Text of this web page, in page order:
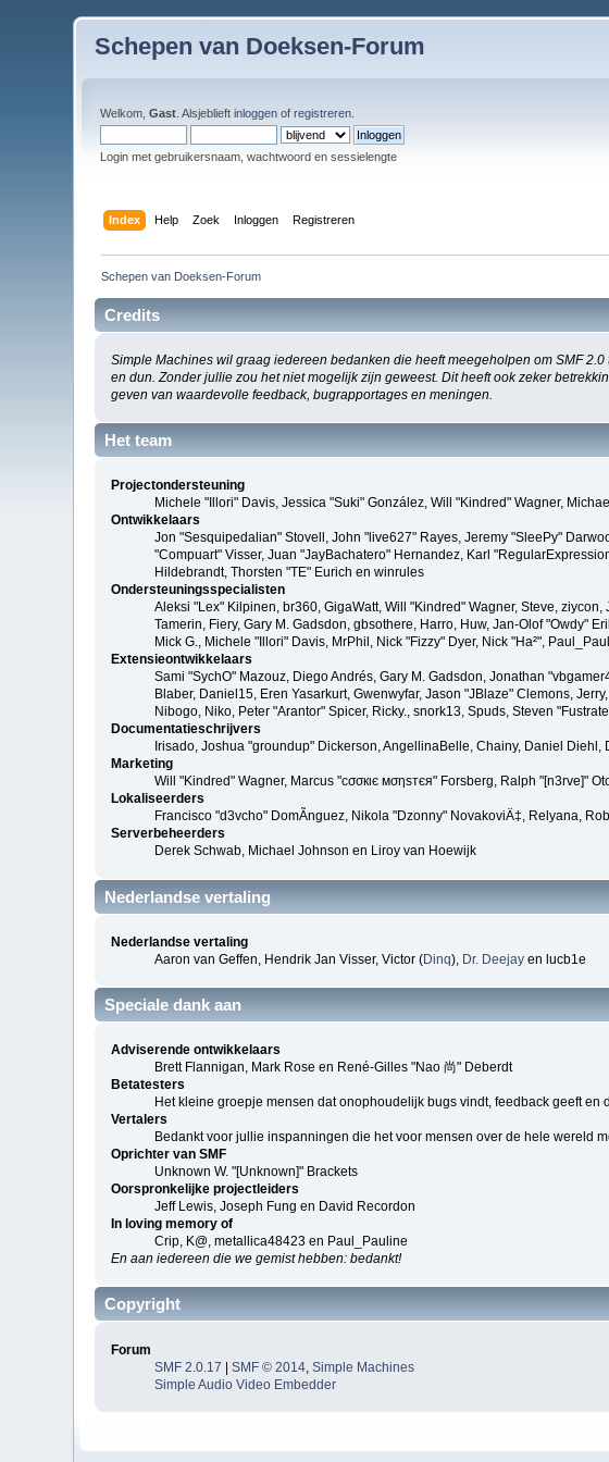
Schepen van Doeksen-Forum
Welkom,Gast . Alsjeblieftinloggen ofregistreren
Login met gebruikersnaam, wachtwoord en sessielengte
Index Help Zoek Inloggen Registreren
Schepen van Doeksen-Forum
Credits
Simple Machines wil graag iedereen bedanken die heeft meegeholpen om SMF
en dun. Zonder jullie zou het niet mogelijk zijn geweest. Dit heeft ook zeker
geven van waardevolle feedback, bugrapportages en meningen.
Het team
Projectondersteuning
Michele "Illori" Davis, Jessica "Suki" González, Will "Kindred" Wagner,
Ontwikkelaars
Jon "Sesquipedalian" Stovell, John "live627" Rayes, Jeremy "SleePy"
"Compuart" Visser, Juan "JayBachatero" Hernandez, Karl
Hildebrandt, Thorsten "TE" Eurich en winrules
Ondersteuningsspecialisten
Aleksi "Lex" Kilpinen, br360, GigaWatt, Will "Kindred" Wagner, Steve,
Tamerin, Fiery, Gary M. Gadsdon, gbsothere, Harro, Huw, Jan-Olof "Owdy"
Mick G., Michele "Illori" Davis, MrPhil, Nick "Fizzy" Dyer, Nick "Ha²",
Extensieontwikkelaars
Sami "SychO" Mazouz, Diego Andrés, Gary M. Gadsdon, Jonathan
Blaber, Daniel15, Eren Yasarkurt, Gwenwyfar, Jason "JBlaze" Clemons,
Nibogo, Niko, Peter "Arantor" Spicer, Ricky., snork13, Spuds, Steven
Documentatieschrijvers
Irisado, Joshua "groundup" Dickerson, AngellinaBelle, Chainy, Daniel
Marketing
Will "Kindred" Wagner, Marcus "cσσкιє мσηѕтєя" Forsberg, Ralph "[n3rve]"
Lokaliseerders
Francisco "d3vcho" DomÃ­nguez, Nikola "Dzonny" NovakoviÄ‡, Relyana,
Serverbeheerders
Derek Schwab, Michael Johnson en Liroy van Hoewijk
Nederlandse vertaling
Nederlandse vertaling
Aaron van Geffen, Hendrik Jan Visser, Victor (Dinq), Dr. Deejay en lucb1e
Speciale dank aan
Adviserende ontwikkelaars
Brett Flannigan, Mark Rose en René-Gilles "Nao 尚" Deberdt
Betatesters
Het kleine groepje mensen dat onophoudelijk bugs vindt, feedback geeft en
Vertalers
Bedankt voor jullie inspanningen die het voor mensen over de hele wereld
Oprichter van SMF
Unknown W. "[Unknown]" Brackets
Oorspronkelijke projectleiders
Jeff Lewis, Joseph Fung en David Recordon
In loving memory of
Crip, K@, metallica48423 en Paul_Pauline
En aan iedereen die we gemist hebben: bedankt!
Copyright
Forum
SMF 2.0.17 |SMF © 2014 ,Simple Machines
Simple Audio Video Embedder